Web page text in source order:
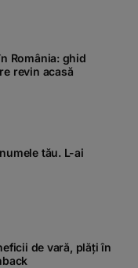
România: ghid
revin acasă
tău. L-ai
de vară, plăți în